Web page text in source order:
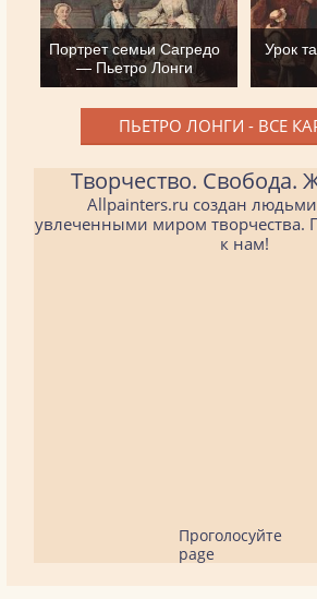
Портрет семьи Сагредо
— Пьетро Лонги
Урок
ПЬЕТРО ЛОНГИ - ВСЕ
Творчество. Свобода.
Allpainters.ru создан
увлеченными миром творчества.
к нам!
Проголосуйте
page